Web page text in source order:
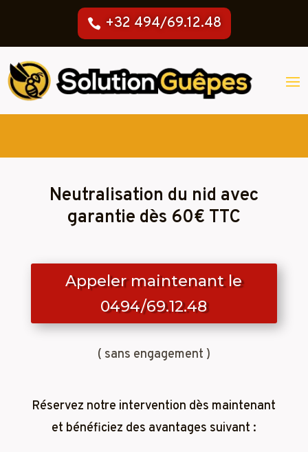
+32 494/69.12.48
Neutralisation du nid avec
garantie dès 60€ TTC
Appeler maintenant le
0494/69.12.48
( sans engagement )
Réservez notre intervention dès maintenant
et bénéficiez des avantages suivant :